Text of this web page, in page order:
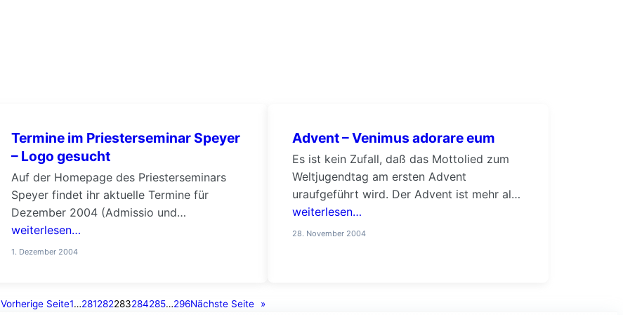
Termine im Priesterseminar Speyer
– Logo gesucht
Auf der Homepage des Priesterseminars
Speyer findet ihr aktuelle Termine für
Dezember 2004 (Admissio und
Diakonenweihe). Der Homepage habe ich
in den letzten Tagen ein überarbeitetes
suchen wir noch ein neues, „lebendigeres“
weiterlesen…
1. Dezember 2004
Advent – Venimus adorare eum
Es ist kein Zufall, daß das Mottolied zum
Weltjugendtag am ersten Advent
uraufgeführt wird. Der Advent ist mehr als
Kerzen, Gebäck, Glühwein, Weihrauch. Im
Advent lädt uns die Kirche ein, mit den
weiterlesen…
28. November 2004
Vorherige Seite1…281282283284285…296Nächste Seite »